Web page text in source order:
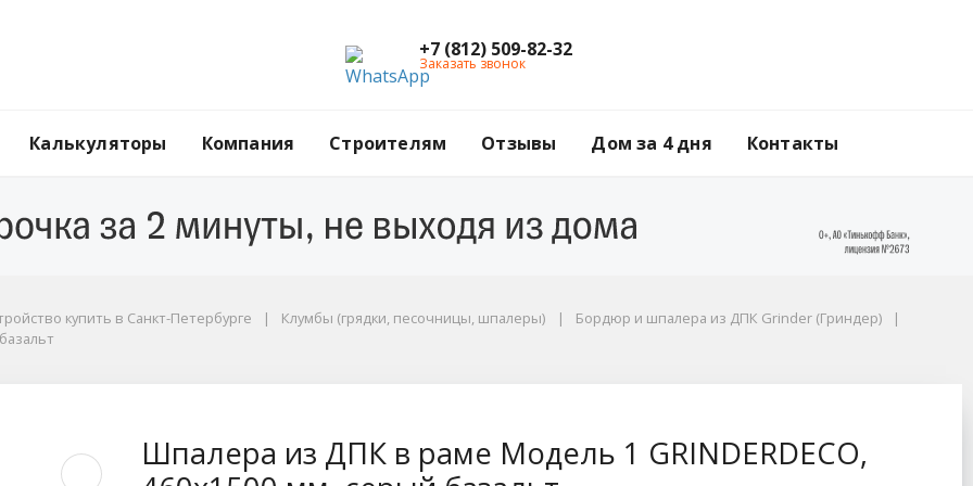
+7 (812) 509-82-32
Заказать звонок
Калькуляторы Компания Строителям Отзывы Дом за 4 дня Контакты
купить в Санкт-Петербурге Клумбы (грядки, песочницы, шпалеры)
Бордюр и шпалера из ДПК Grinder (Гриндер)
Шпалера из ДПК в раме Модель 1 GRINDERDECO,